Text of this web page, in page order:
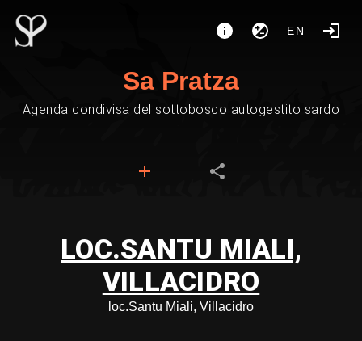
EN
Sa Pratza
Agenda condivisa del sottobosco autogestito sardo
LOC.SANTU MIALI,
VILLACIDRO
loc.Santu Miali, Villacidro